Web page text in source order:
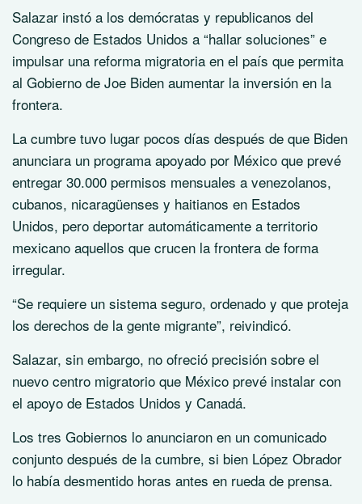
Salazar instó a los demócratas y republicanos del
Congreso de Estados Unidos a “hallar soluciones” e
impulsar una reforma migratoria en el país que permita
al Gobierno de Joe Biden aumentar la inversión en la
frontera.
La cumbre tuvo lugar pocos días después de que Biden
anunciara un programa apoyado por México que prevé
entregar 30.000 permisos mensuales a venezolanos,
cubanos, nicaragüenses y haitianos en Estados
Unidos, pero deportar automáticamente a territorio
mexicano aquellos que crucen la frontera de forma
irregular.
“Se requiere un sistema seguro, ordenado y que proteja
los derechos de la gente migrante”, reivindicó.
Salazar, sin embargo, no ofreció precisión sobre el
nuevo centro migratorio que México prevé instalar con
el apoyo de Estados Unidos y Canadá.
Los tres Gobiernos lo anunciaron en un comunicado
conjunto después de la cumbre, si bien López Obrador
lo había desmentido horas antes en rueda de prensa.